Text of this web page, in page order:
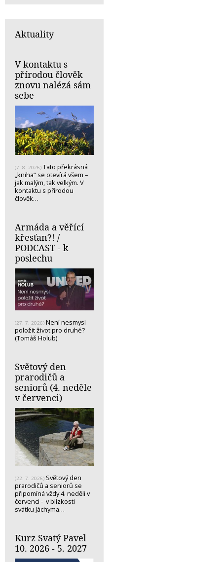
Aktuality
V kontaktu s
přírodou člověk
znovu nalézá sám
sebe
(7. 8. 2026) Tato překrásná
„kniha“ se otevírá všem –
jak malým, tak velkým. V
kontaktu s přírodou
člověk…
Armáda a věřící
křesťan?! /
PODCAST - k
poslechu
(27. 7. 2026) Není nesmysl
položit život pro druhé?
(Tomáš Holub)
Světový den
prarodičů a
seniorů (4. neděle
v červenci)
(22. 7. 2026) Světový den
prarodičů a seniorů se
připomíná vždy 4. neděli v
červenci - v blízkosti
svátku Jáchyma…
Kurz Svatý Pavel
10. 2026 - 5. 2027